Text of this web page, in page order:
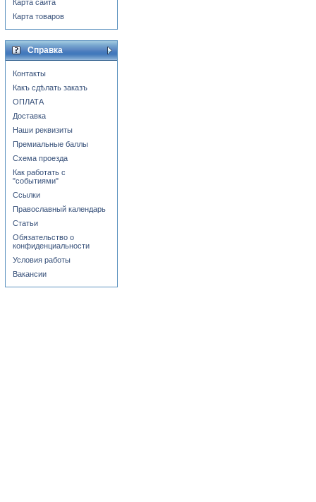
Карта сайта
Карта товаров
Справка
Контакты
Какъ сдѣлать заказъ
ОПЛАТА
Доставка
Наши реквизиты
Премиальные баллы
Схема проезда
Как работать с
"событиями"
Ссылки
Православный календарь
Статьи
Обязательство о
конфиденциальности
Условия работы
Вакансии